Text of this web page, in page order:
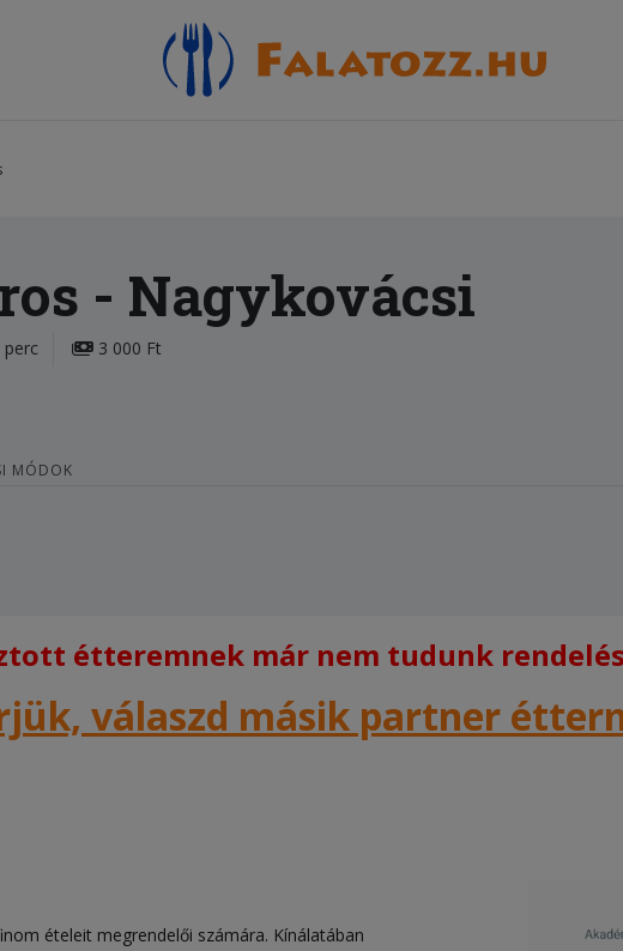
- Nagykovácsi
perc 3 000 Ft
MÓDOK
étteremnek már nem tudunk
válaszd másik partner
ételeit megrendelői számára. Kínálatában